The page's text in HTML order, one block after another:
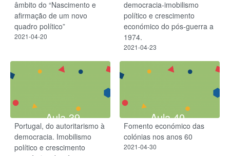
âmbito do “Nascimento e
afirmação de um novo
quadro político”
2021-04-20
democracia-imobilismo
político e crescimento
económico do pós-guerra a
1974.
2021-04-23
Aula 39
Portugal, do autoritarismo à
democracia. Imobilismo
político e crescimento
Aula 40
Fomento económico das
colónias nos anos 60
2021-04-30